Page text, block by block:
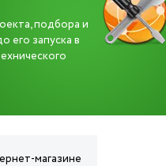
подбора и
его запуска в
магазине